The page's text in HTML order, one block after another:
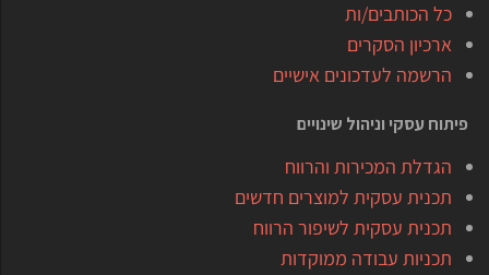
כל הכותבים/ות
ארכיון הסקרים
הרשמה לעדכונים אישיים
פיתוח עסקי וניהול שינויים
הגדלת המכירות והרווח
תכנית עסקית למוצרים חדשים
תכנית עסקית לשיפור הרווח
תכניות עבודה ממוקדות